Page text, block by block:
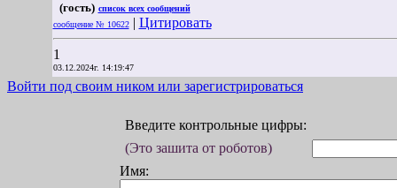
(гость) список всех сообщений
сообщение № 10622| Цитировать
1
03.12.2024г. 14:19:47
Войти под своим ником или зарегистрироваться
Введите контрольные цифры:
(Это зашита от роботов)
Имя: